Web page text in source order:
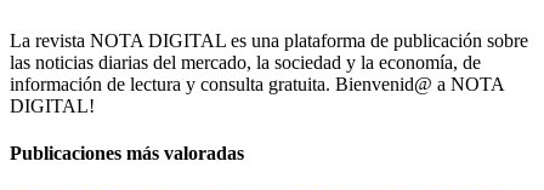
La revista NOTA DIGITAL es una plataforma de publicación sobre
las noticias diarias del mercado, la sociedad y la economía, de
información de lectura y consulta gratuita. Bienvenid@ a NOTA
DIGITAL!
Publicaciones más valoradas